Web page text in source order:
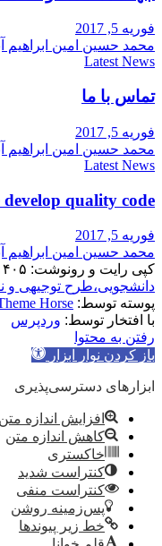
فوریه 5, 2017
محمد حسین امین ابراهیم
Latest News
تماس با ما
فوریه 5, 2017
محمد حسین امین ابراهیم
Latest News
develop quality code
فوریه 5, 2017
محمد حسین امین ابراهیم
کپی رایت و رونوشت: ۱۴۰۵
دانشجویی،طرح توجیهی و
پوسته توسط: Horse
با افتخار توسط: وردپرس
رفتن به محتوا
باز کردن نوار ابزار
ابزارهای دسترسی‌پذیری
افزایش اندازه متن
کاهش اندازه متن
خاکستری
کنتراست شدید
کنتراست منفی
پس‌زمینه روشن
خط زیر پیوندها